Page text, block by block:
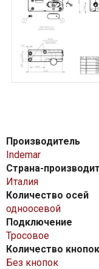
Производитель
Indemar
Страна-
Италия
Количество осей
одноосевой
Подключение
Тросовое
Количество кнопок
Без кнопок